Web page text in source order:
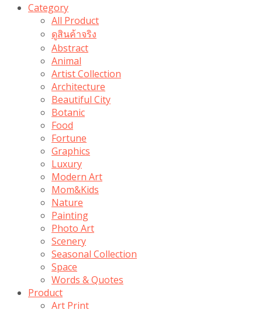
Category
All Product
ดูสินค้าจริง
Abstract
Animal
Artist Collection
Architecture
Beautiful City
Botanic
Food
Fortune
Graphics
Luxury
Modern Art
Mom&Kids
Nature
Painting
Photo Art
Scenery
Seasonal Collection
Space
Words & Quotes
Product
Art Print